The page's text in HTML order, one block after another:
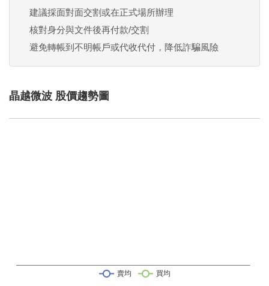
建議採面對面交割或在正式場所辦理
核對身分與文件後再付款/交割
避免轉帳到不明帳戶或代收代付，降低詐騙風險
晶越微波 股價趨勢圖